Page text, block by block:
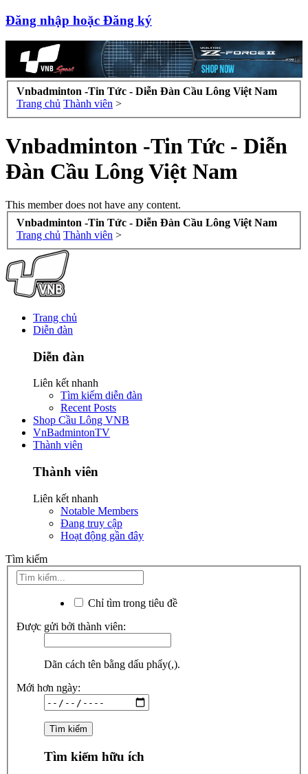
Đăng nhập hoặc Đăng ký
Vnbadminton -Tin Tức - Diễn Đàn Cầu Lông Việt Nam
Trang chủ Thành viên >
Vnbadminton -Tin Tức - Diễn
Đàn Cầu Lông Việt Nam
This member does not have any content.
Vnbadminton -Tin Tức - Diễn Đàn Cầu Lông Việt Nam
Trang chủ Thành viên >
Trang chủ
Diễn đàn
Diễn đàn
Liên kết nhanh
Tìm kiếm diễn đàn
Recent Posts
Shop Cầu Lông VNB
VnBadmintonTV
Thành viên
Thành viên
Liên kết nhanh
Notable Members
Đang truy cập
Hoạt động gần đây
Tìm kiếm
Chỉ tìm trong tiêu đề
Được gửi bởi thành viên:
Dãn cách tên bằng dấu phẩy(,).
Mới hơn ngày:
Tìm kiếm hữu ích